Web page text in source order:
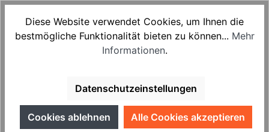
59,95 €*
Preise inkl. MwSt. zzgl. Versandkosten (Paket)
Sofort verfügbar, Lieferzeit: 1-2 Tage
Stck.
In den Warenkorb
Diese Website verwendet Cookies, um Ihnen die
bestmögliche Funktionalität bieten zu können... Mehr
Informationen.
Datenschutzeinstellungen
Cookies ablehnen Alle Cookies akzeptieren